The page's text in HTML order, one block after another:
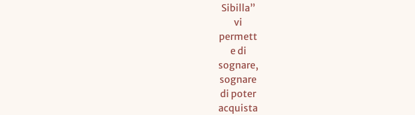
Sibilla”
vi
permett
e di
sognare,
sognare
di poter
acquista